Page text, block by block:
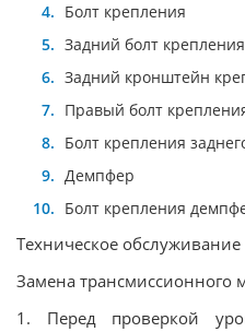
Болт крепления
Задний болт крепления
Задний кронштейн
Правый болт
Болт крепления
Демпфер
Болт крепления
Техническое обслуживание
Замена трансмиссионного
1. Перед проверкой